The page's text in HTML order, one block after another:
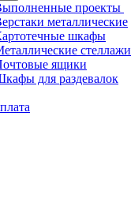
проекты
металлические
шкафы
стеллажи
ящики
для раздевалок